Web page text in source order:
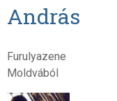
András
Furulyazene
Moldvából